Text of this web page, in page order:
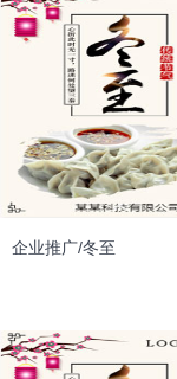
企业推广/冬至